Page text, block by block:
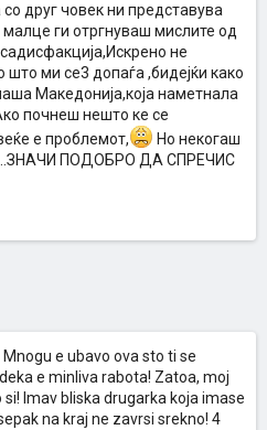
со друг човек ни представува
ги отргнуваш мислите од
не
ми се3 допаѓа ,бидејќи како
Македонија,која наметнала
почнеш нешто ке се
е проблемот,
Но некогаш
ПОДОБРО ДА СПРЕЧИС
Mnogu e ubavo ova sto ti se
e minliva rabota! Zatoa, moj
Imav bliska drugarka koja imase
na kraj ne zavrsi srekno! 4